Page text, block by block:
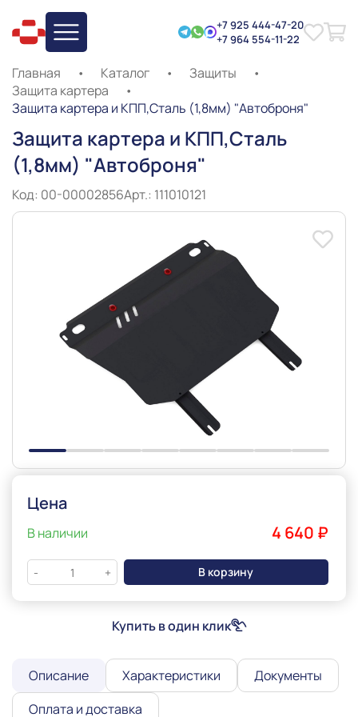
+7 925 444-47-20
+7 964 554-11-22
Главная • Каталог • Защиты
•
Защита картера
•
Защита картера и КПП,Сталь (1,8мм) "Автоброня"
Защита картера и КПП,Сталь
(1,8мм) "Автоброня"
Код: 00-00002856Арт.: 111010121
Slide 1 of 8
Цена
В наличии 4 640 ₽
- + В корзину
Купить в один клик
Описание Характеристики
Документы
Оплата и доставка